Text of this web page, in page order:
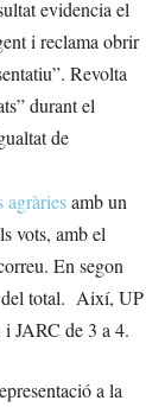
evidencia el
i reclama obrir
Revolta
durant el
de
agràriesamb un
vots, amb el
En segon
del total. Així, UP
i JARC de 3 a 4.
a la